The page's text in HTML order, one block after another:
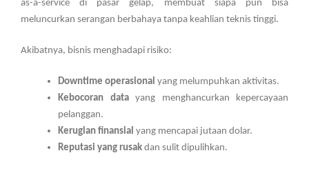
as-a-service di pasar gelap, membuat siapa pun bisa
meluncurkan serangan berbahaya tanpa keahlian teknis tinggi.
Akibatnya, bisnis menghadapi risiko:
Downtime operasional yang melumpuhkan aktivitas.
Kebocoran datayang menghancurkan kepercayaan
pelanggan.
Kerugian finansial yang mencapai jutaan dolar.
Reputasi yang rusak dan sulit dipulihkan.